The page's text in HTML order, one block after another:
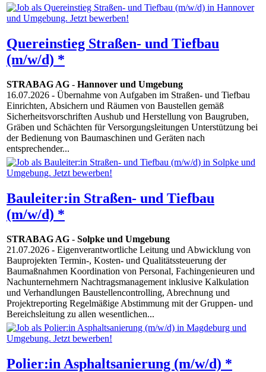
Quereinstieg Straßen- und Tiefbau
(m/w/d) *
STRABAG AG - Hannover und Umgebung
16.07.2026 - Übernahme von Aufgaben im Straßen- und Tiefbau
Einrichten, Absichern und Räumen von Baustellen gemäß
Sicherheitsvorschriften Aushub und Herstellung von Baugruben,
Gräben und Schächten für Versorgungsleitungen Unterstützung bei
der Bedienung von Baumaschinen und Geräten nach
entsprechender...
Bauleiter:in Straßen- und Tiefbau
(m/w/d) *
STRABAG AG - Solpke und Umgebung
21.07.2026 - Eigenverantwortliche Leitung und Abwicklung von
Bauprojekten Termin-, Kosten- und Qualitätssteuerung der
Baumaßnahmen Koordination von Personal, Fachingenieuren und
Nachunternehmern Nachtragsmanagement inklusive Kalkulation
und Verhandlungen Baustellencontrolling, Abrechnung und
Projektreporting Regelmäßige Abstimmung mit der Gruppen- und
Bereichsleitung zu allen wesentlichen...
Polier:in Asphaltsanierung (m/w/d) *